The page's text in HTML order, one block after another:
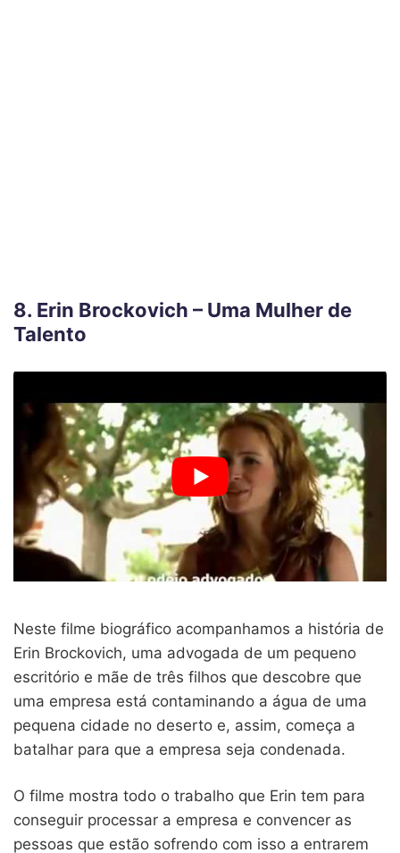
8. Erin Brockovich – Uma Mulher de
Talento
Neste filme biográfico acompanhamos a história de
Erin Brockovich, uma advogada de um pequeno
escritório e mãe de três filhos que descobre que
uma empresa está contaminando a água de uma
pequena cidade no deserto e, assim, começa a
batalhar para que a empresa seja condenada.
O filme mostra todo o trabalho que Erin tem para
conseguir processar a empresa e convencer as
pessoas que estão sofrendo com isso a entrarem